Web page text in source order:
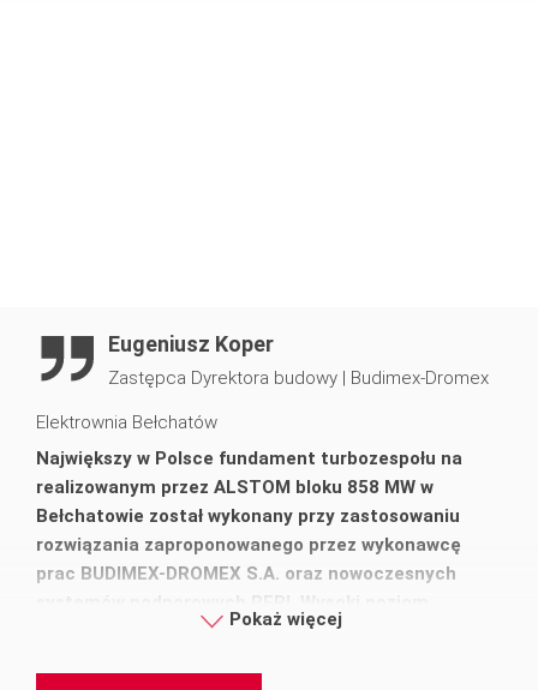
Eugeniusz Koper
Zastępca Dyrektora budowy | Budimex-Dromex
Elektrownia Bełchatów
Największy w Polsce fundament turbozespołu na
realizowanym przez ALSTOM bloku 858 MW w
Bełchatowie został wykonany przy zastosowaniu
rozwiązania zaproponowanego przez wykonawcę
prac BUDIMEX-DROMEX S.A. oraz nowoczesnych
rozwiązania technicznego oraz systemowych
Pokaż więcej